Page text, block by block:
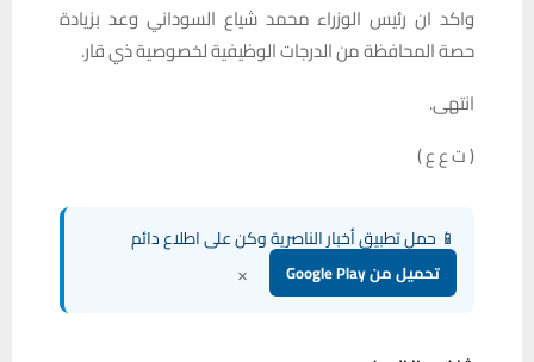
واكد ان رئيس الوزراء محمد شياع السوداني وعد بزيادة
حصة المحافظة من الدرجات الوظيفية لخصوصية ذي قار.
انتهى.
( ت ع ع )
📱 حمل تطبيق أخبار الناصرية وكن على اطلاع دائم
تحميل من Google Play ×